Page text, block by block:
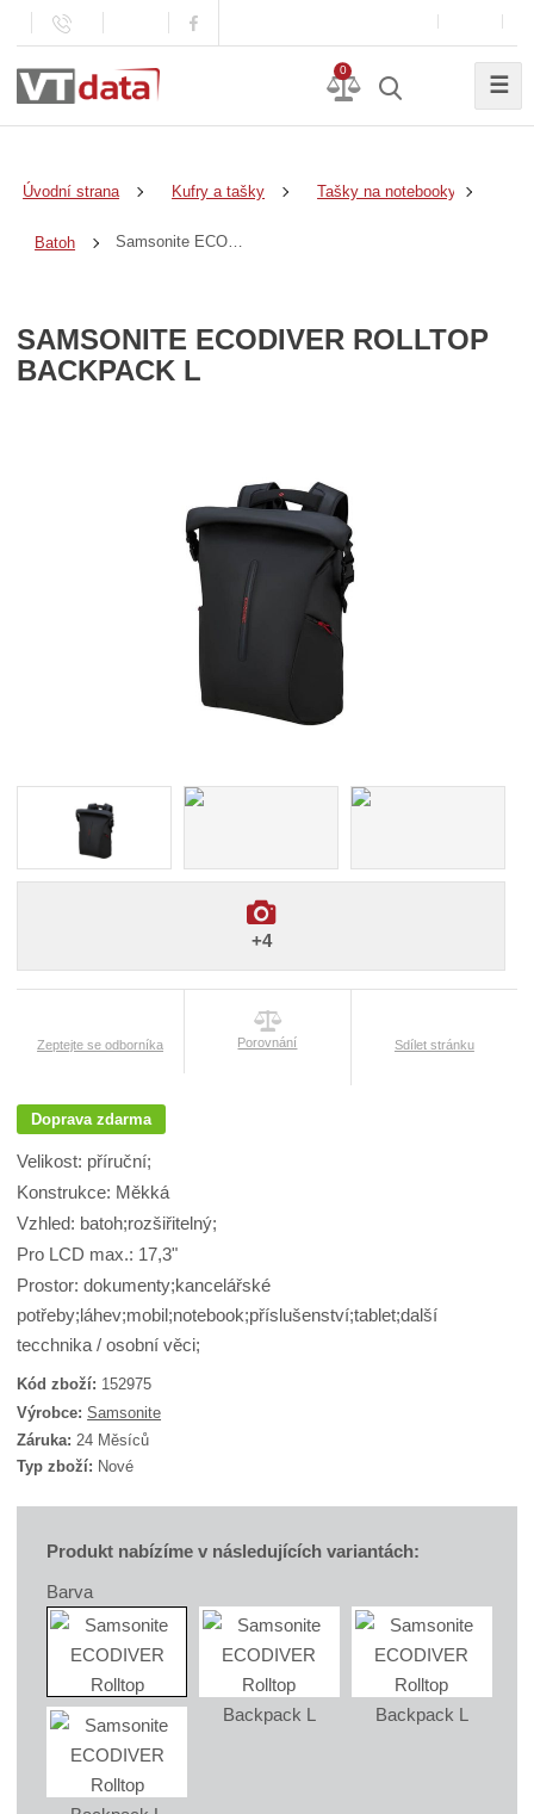
0
☰
Úvodní strana Kufry a tašky Tašky na notebooky
Batoh Samsonite ECODIVER Rolltop Backpack L
SAMSONITE ECODIVER ROLLTOP
BACKPACK L
+4
Zeptejte se odborníka Porovnání Sdílet stránku
Doprava zdarma
Velikost: příruční;
Konstrukce: Měkká
Vzhled: batoh;rozšiřitelný;
Pro LCD max.: 17,3"
Prostor: dokumenty;kancelářské
potřeby;láhev;mobil;notebook;příslušenství;tablet;další
tecchnika / osobní věci;
Kód zboží: 152975
K
ó
d
d
d
Výrobce:Samsonite
Záruka:24 Měsíců
Typ zboží: Nové
Produkt nabízíme v následujících variantách:
Barva